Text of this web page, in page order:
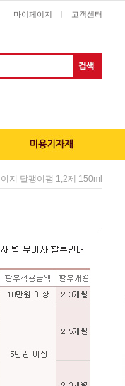
마이페이지 고객센터
지 달팽이펌 1,2제 150ml